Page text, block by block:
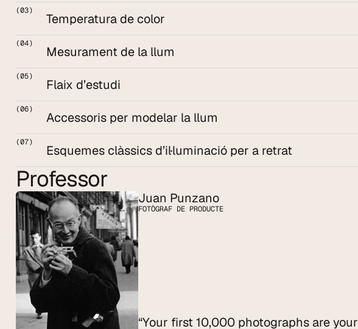
(03)
Temperatura de color
(04)
Mesurament de la llum
(05)
Flaix d’estudi
(06)
Accessoris per modelar la llum
(07)
Esquemes clàssics d’il·luminació per a retrat
Professor
Juan Punzano
FOTÒGRAF DE PRODUCTE
“Your first 10,000 photographs are your